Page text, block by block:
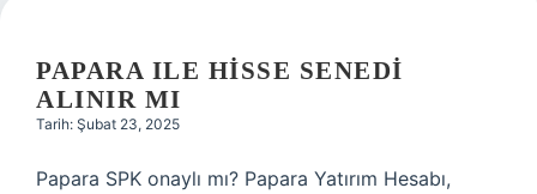
PAPARA ILE HISSE SENEDI
ALINIR MI
Tarih: Şubat 23, 2025
Papara SPK onaylı mı? Papara Yatırım Hesabı,